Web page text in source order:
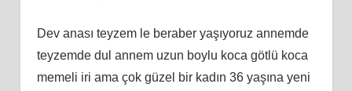
Dev anası teyzem le beraber yaşıyoruz annemde
teyzemde dul annem uzun boylu koca götlü koca
memeli iri ama çok güzel bir kadın 36 yaşına yeni